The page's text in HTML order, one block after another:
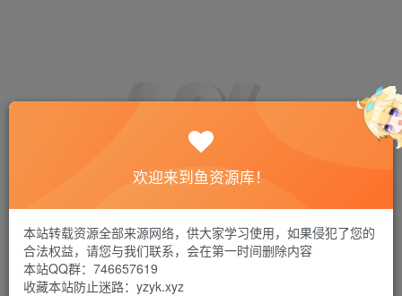
环境异常！请重新获取下载链接
欢迎来到鱼资源库！
本站转载资源全部来源网络，供大家学习使用，如果侵犯了您的
合法权益，请您与我们联系，会在第一时间删除内容
本站QQ群：746657619
收藏本站防止迷路：yzyk.xyz